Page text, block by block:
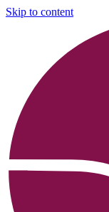
Skip to content